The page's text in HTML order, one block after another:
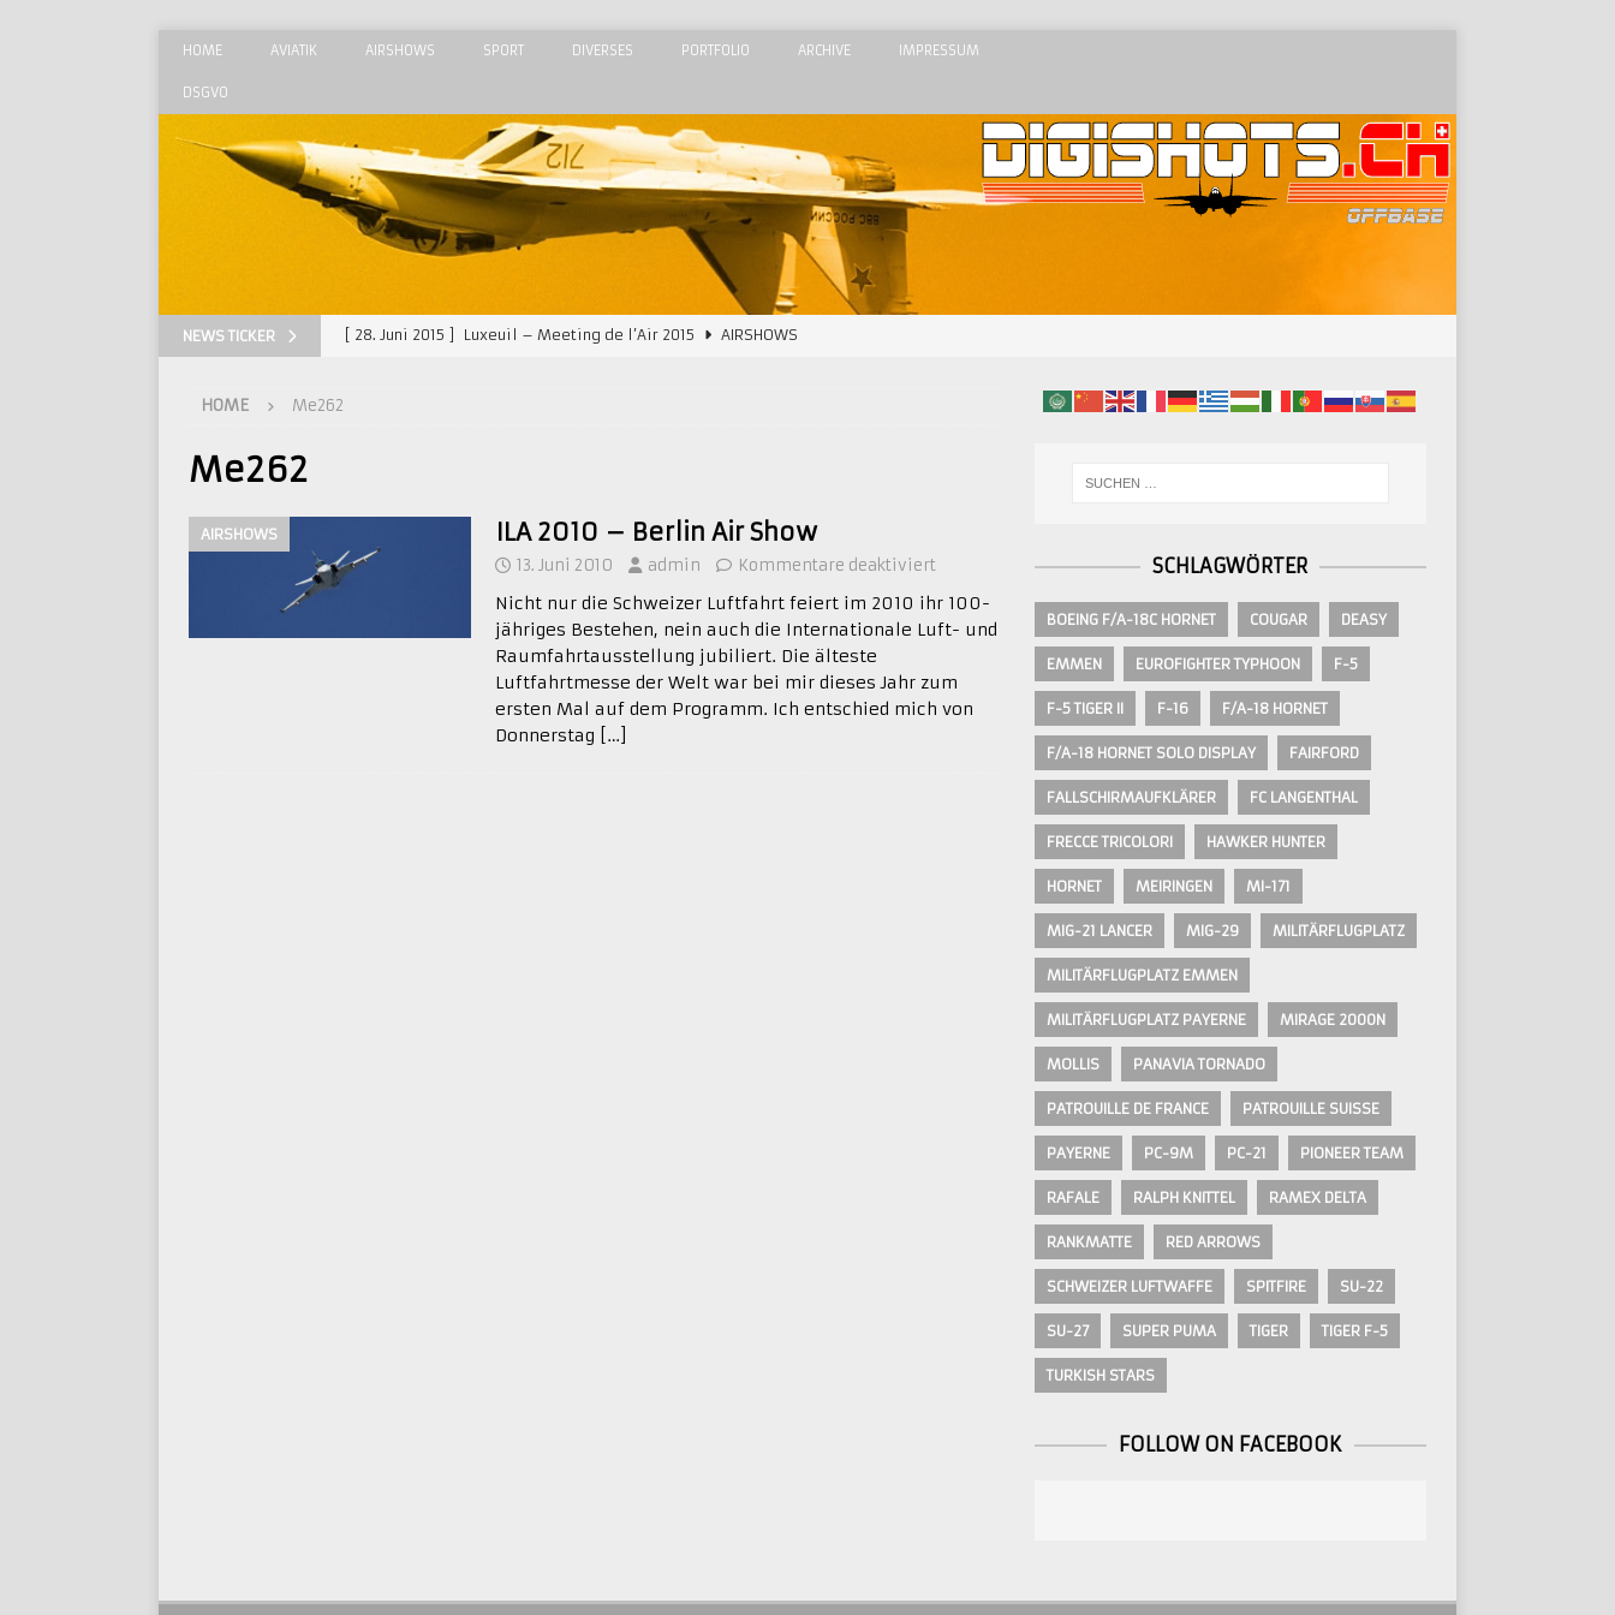
HOME AVIATIK AIRSHOWS SPORT DIVERSES PORTFOLIO ARCHIVE IMPRESSUM
DSGVO
NEWS TICKER [ 28. Juni 2015 ] Luxeuil – Meeting de l’Air 2015 AIRSHOWS
HOME Me262
Me262
AIRSHOWS ILA 2010 – Berlin Air Show
13. Juni 2010 admin Kommentare deaktiviert
Nicht nur die Schweizer Luftfahrt feiert im 2010 ihr 100-
jähriges Bestehen, nein auch die Internationale Luft- und
Raumfahrtausstellung jubiliert. Die älteste
Luftfahrtmesse der Welt war bei mir dieses Jahr zum
ersten Mal auf dem Programm. Ich entschied mich von
Donnerstag
[…]
SCHLAGWÖRTER
BOEING F/A-18C HORNET COUGAR DEASY
EMMEN EUROFIGHTER TYPHOON F-5
F-5 TIGER II F-16 F/A-18 HORNET
F/A-18 HORNET SOLO DISPLAY FAIRFORD
FALLSCHIRMAUFKLÄRER FC LANGENTHAL
FRECCE TRICOLORI HAWKER HUNTER
HORNET MEIRINGEN MI-171
MIG-21 LANCER MIG-29 MILITÄRFLUGPLATZ
MILITÄRFLUGPLATZ EMMEN
MILITÄRFLUGPLATZ PAYERNE MIRAGE 2000N
MOLLIS PANAVIA TORNADO
PATROUILLE DE FRANCE PATROUILLE SUISSE
PAYERNE PC-9M PC-21 PIONEER TEAM
RAFALE RALPH KNITTEL RAMEX DELTA
RANKMATTE RED ARROWS
SCHWEIZER LUFTWAFFE SPITFIRE SU-22
SU-27 SUPER PUMA TIGER TIGER F-5
TURKISH STARS
FOLLOW ON FACEBOOK